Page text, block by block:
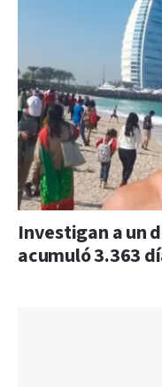
Investigan a un
acumuló 3.363